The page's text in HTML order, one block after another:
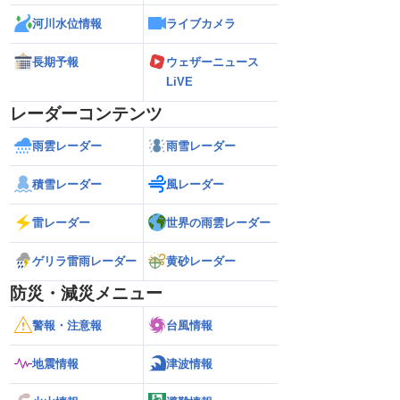
河川水位情報 ライブカメラ
長期予報
ウェザーニュース
LiVE
レーダーコンテンツ
雨雲レーダー 雨雪レーダー
積雪レーダー 風レーダー
雷レーダー 世界の雨雲レーダー
ゲリラ雷雨レーダー 黄砂レーダー
防災・減災メニュー
警報・注意報 台風情報
地震情報 津波情報